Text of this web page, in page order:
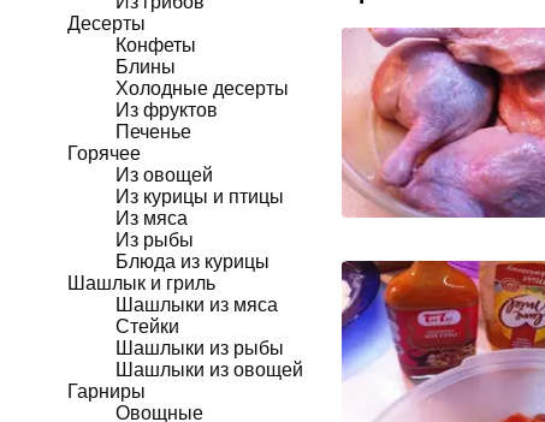
Десерты
Конфеты
Блины
Холодные десерты
Из фруктов
Печенье
Горячее
Из овощей
Из курицы и птицы
Из мяса
Из рыбы
Блюда из курицы
Шашлык и гриль
Шашлыки из мяса
Стейки
Шашлыки из рыбы
Шашлыки из овощей
Гарниры
Овощные